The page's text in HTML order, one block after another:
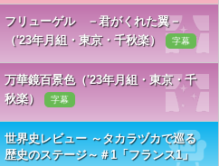
フリューゲル －君がくれた翼－
（'23年月組・東京・千秋楽）
字幕
万華鏡百景色（'23年月組・東京・千
秋楽）
字幕
世界史レビュー ～タカラヅカで巡る
歴史のステージ～＃1「フランス1」